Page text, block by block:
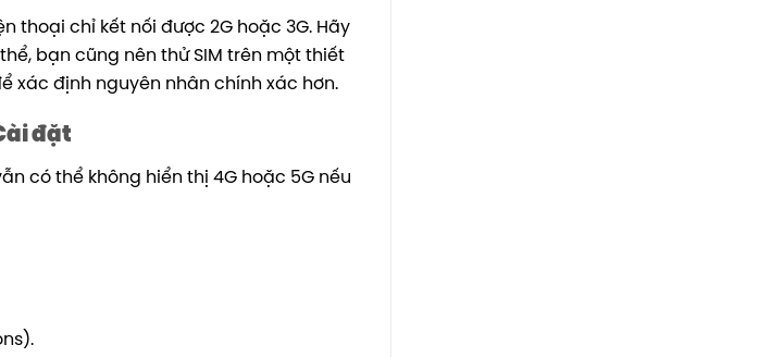
thoại chỉ kết nối được 2G hoặc 3G. Hãy
bạn cũng nên thử SIM trên một thiết
xác định nguyên nhân chính xác hơn.
đặt
có thể không hiển thị 4G hoặc 5G nếu